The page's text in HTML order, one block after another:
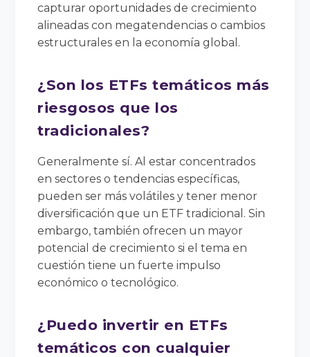
capturar oportunidades de crecimiento
alineadas con megatendencias o cambios
estructurales en la economía global.
¿Son los ETFs temáticos más
riesgosos que los
tradicionales?
Generalmente sí. Al estar concentrados
en sectores o tendencias específicas,
pueden ser más volátiles y tener menor
diversificación que un ETF tradicional. Sin
embargo, también ofrecen un mayor
potencial de crecimiento si el tema en
cuestión tiene un fuerte impulso
económico o tecnológico.
¿Puedo invertir en ETFs
temáticos con cualquier